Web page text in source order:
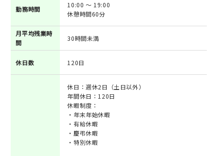
勤務時間
10:00 ～ 19:00
休憩時間60分
月平均残業時
間
30時間未満
休日数 120日
休日：週休2日（土日以外）
年間休日：120日
休暇制度：
・年末年始休暇
・有給休暇
・慶弔休暇
・特別休暇